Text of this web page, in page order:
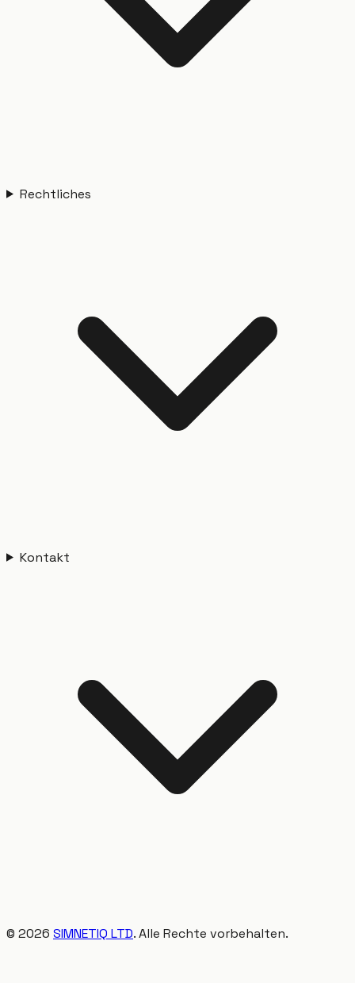
Rechtliches
Kontakt
© 2026 SIMNETIQ LTD. Alle Rechte vorbehalten.